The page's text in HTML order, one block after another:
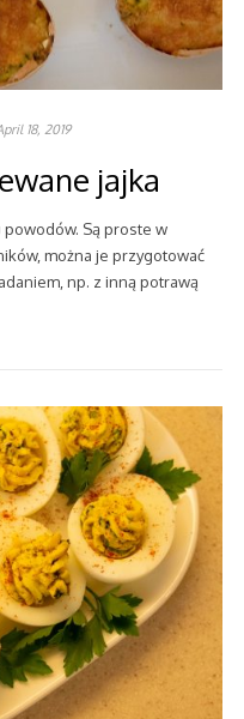
18, 2019
jajka
powodów. Są proste w
można je przygotować
np. z inną potrawą